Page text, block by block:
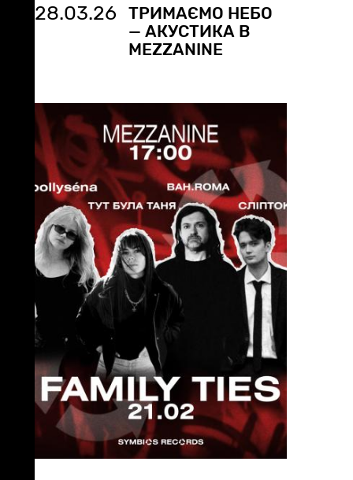
28.03.26
ТРИМАЄМО НЕБО
— АКУСТИКА В
MEZZANINE